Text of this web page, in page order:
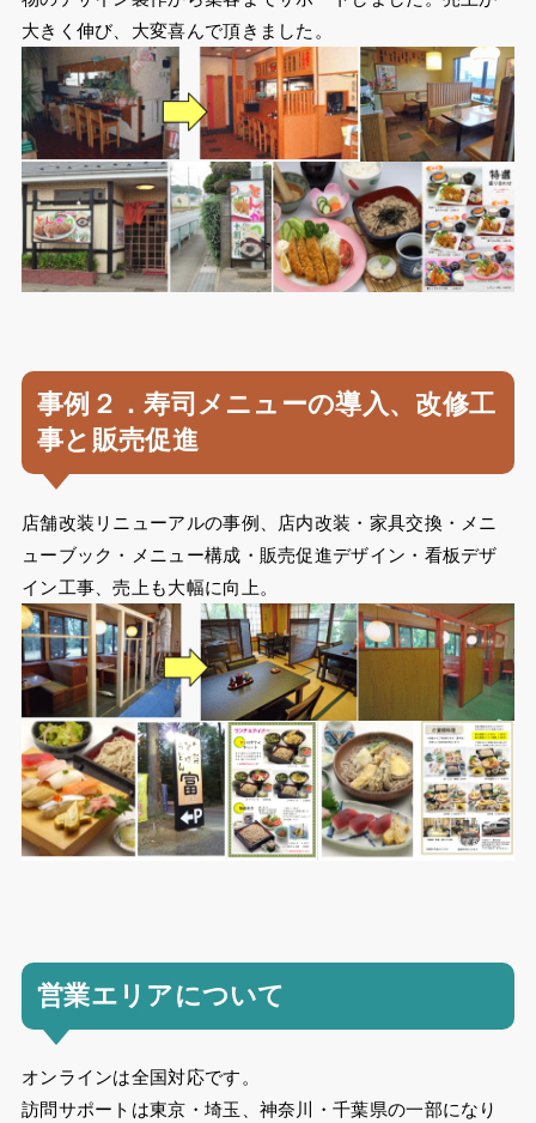
大きく伸び、大変喜んで頂きました。
事例２．寿司メニューの導入、改修工
事と販売促進
店舗改装リニューアルの事例、店内改装・家具交換・メニ
ューブック・メニュー構成・販売促進デザイン・看板デザ
イン工事、売上も大幅に向上。
営業エリアについて
オンラインは全国対応です。
訪問サポートは東京・埼玉、神奈川・千葉県の一部になり